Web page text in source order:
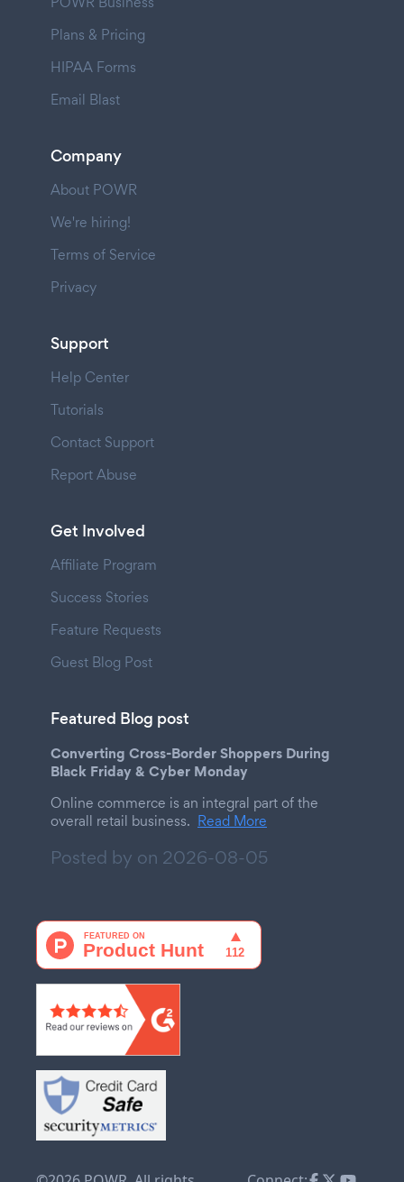
Plans & Pricing
HIPAA Forms
Email Blast
Company
About POWR
We're hiring!
Terms of Service
Privacy
Support
Help Center
Tutorials
Contact Support
Report Abuse
Get Involved
Affiliate Program
Success Stories
Feature Requests
Guest Blog Post
Featured Blog post
Converting Cross-Border Shoppers During
Black Friday & Cyber Monday
Online commerce is an integral part of the
overall retail business. Read More
Posted by on 2026-08-05